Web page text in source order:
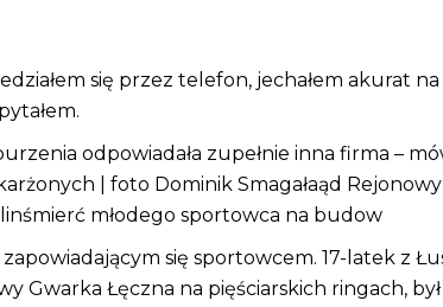
się przez telefon, jechałem akurat
odpowiadała zupełnie inna firma –
| foto Dominik Smagałaąd
śmierć młodego sportowca na budow
zapowiadającym się sportowcem. 17-latek z
Gwarka Łęczna na pięściarskich ringach,